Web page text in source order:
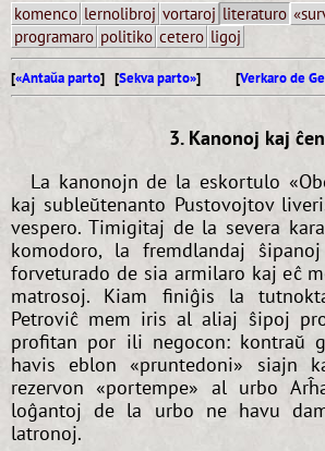
komenco lernolibroj vortaroj literaturo
programaro politiko cetero ligoj
[«Antaŭa parto] [Sekva parto»] [Verkaro de
3. Kanonoj kaj
La kanonojn de la eskortulo
kaj subleŭtenanto Pustovojtov
vespero. Timigitaj de la severa
komodoro, la fremdlandaj
forveturado de sia armilaro kaj eĉ
matrosoj. Kiam finiĝis la
Petroviĉ mem iris al aliaj ŝipoj
profitan por ili negocon: kontraŭ
havis eblon «pruntedoni» siajn
rezervon «portempe» al urbo
loĝantoj de la urbo ne havu
latronoj.